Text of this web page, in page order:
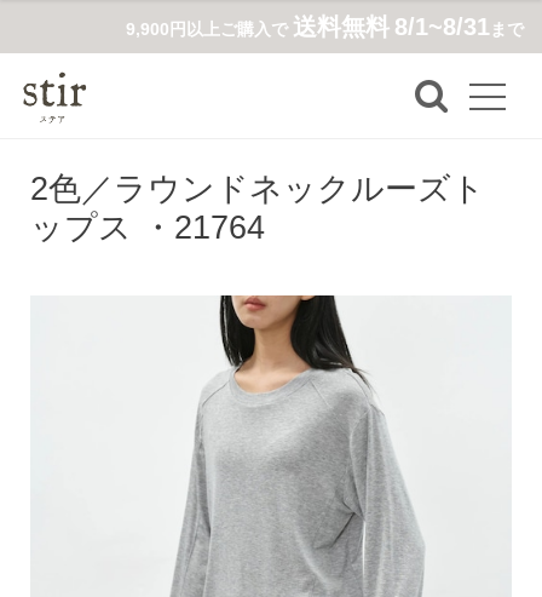
9,900円以上ご購入で 送料無料 8/1~8/31まで
2色／ラウンドネックルーズト
ップス ・21764